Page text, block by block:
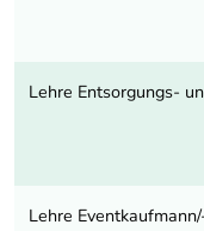
Lehre Entsorgungs-
Lehre